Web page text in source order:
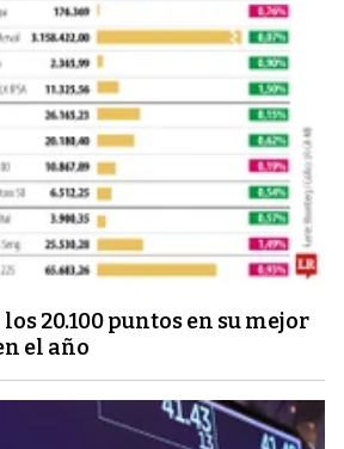
los 20.100 puntos en su mejor
el año